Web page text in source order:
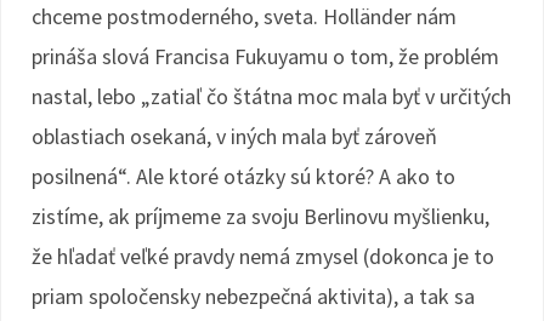
chceme postmoderného, sveta. Holländer nám
prináša slová Francisa Fukuyamu o tom, že problém
nastal, lebo „zatiaľ čo štátna moc mala byť v určitých
oblastiach osekaná, v iných mala byť zároveň
posilnená“. Ale ktoré otázky sú ktoré? A ako to
zistíme, ak príjmeme za svoju Berlinovu myšlienku,
že hľadať veľké pravdy nemá zmysel (dokonca je to
priam spoločensky nebezpečná aktivita), a tak sa